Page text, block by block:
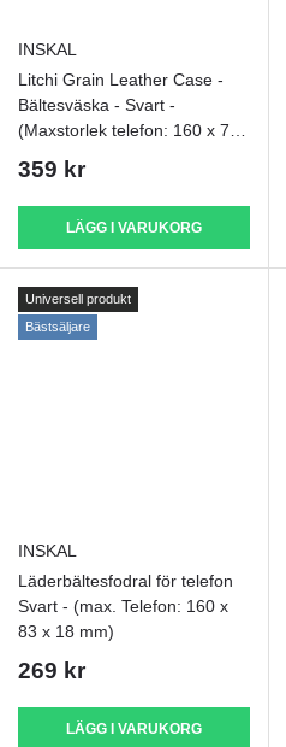
INSKAL
Litchi Grain Leather Case -
Bältesväska - Svart -
(Maxstorlek telefon: 160 x 77
359 kr
LÄGG I VARUKORG
Universell produkt
Bästsäljare
INSKAL
Läderbältesfodral för telefon
Svart - (max. Telefon: 160 x
83 x 18 mm)
269 kr
LÄGG I VARUKORG